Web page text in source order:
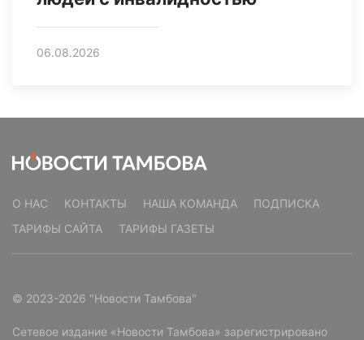
06.08.2026
О НАС КОНТАКТЫ НАША КОМАНДА
ПОДПИСКА
ТАРИФЫ САЙТА
ТАРИФЫ ГАЗЕТЫ
© 2023-2026 "Новости Тамбова"
Сетевое издание «Новости Тамбова» зарегистрировано